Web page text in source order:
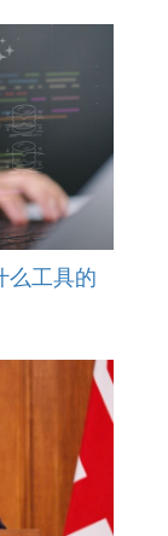
么工具的